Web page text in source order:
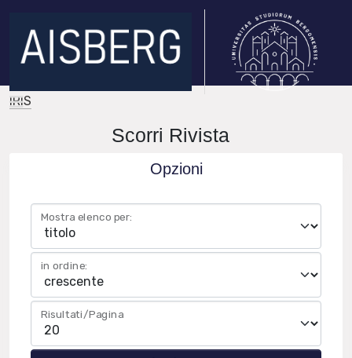
IRIS
Scorri Rivista
Opzioni
Mostra elenco per:
in ordine:
Risultati/Pagina